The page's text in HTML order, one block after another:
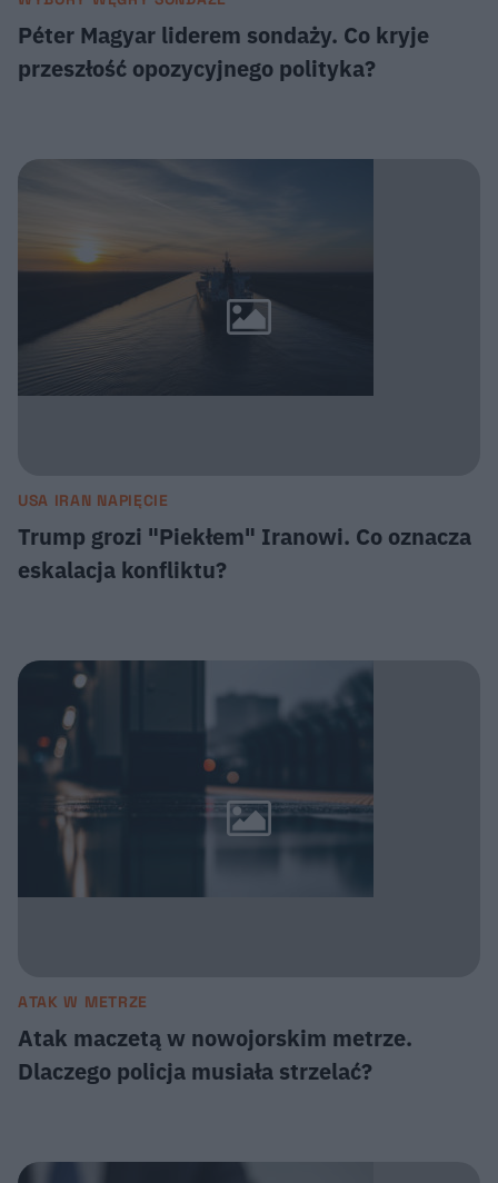
Péter Magyar liderem sondaży. Co kryje
przeszłość opozycyjnego polityka?
USA IRAN NAPIĘCIE
Trump grozi "Piekłem" Iranowi. Co oznacza
eskalacja konfliktu?
ATAK W METRZE
Atak maczetą w nowojorskim metrze.
Dlaczego policja musiała strzelać?